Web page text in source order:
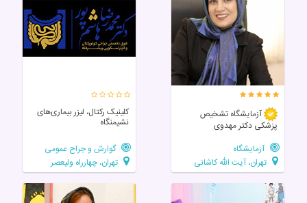
آزمایشگاه تشخیص
پزشکی دکتر مهدوی
آزمایشگاه
تهران، آیت الله کاشانی
کلینیک رکتال، لیزر بیماری‌های
نشیمنگاه
گوارش و جراح عمومی
تهران، چهارراه ولیعصر